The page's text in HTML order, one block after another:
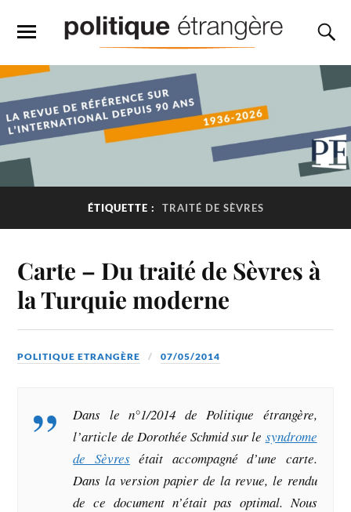
ÉTIQUETTE : TRAITÉ DE SÈVRES
Carte – Du traité de Sèvres à
la Turquie moderne
POLITIQUE ETRANGÈRE 07/05/2014
Dans le n°1/2014 dePolitique étrangère,
l’article de Dorothée Schmid sur le syndrome
de Sèvresétait accompagné d’une carte.
Dans la version papier de la revue, le rendu
de ce document n’était pas optimal. Nous